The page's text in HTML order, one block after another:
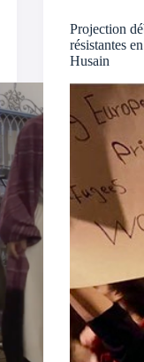
Projection
résistantes
Husain